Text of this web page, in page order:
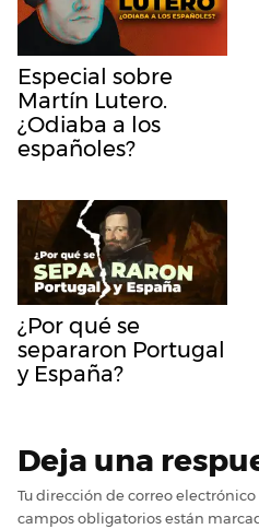
Especial sobre
Martín Lutero.
¿Odiaba a los
españoles?
¿Por qué se
separaron Portugal
y España?
Deja una
Tu dirección de correo electrónico
campos obligatorios están